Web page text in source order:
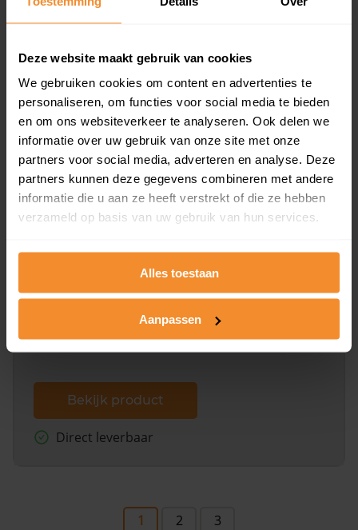
Deze website maakt gebruik van cookies
We gebruiken cookies om content en advertenties te
personaliseren, om functies voor social media te bieden
en om ons websiteverkeer te analyseren. Ook delen we
informatie over uw gebruik van onze site met onze
partners voor social media, adverteren en analyse. Deze
partners kunnen deze gegevens combineren met andere
informatie die u aan ze heeft verstrekt of die ze hebben
verzameld op basis van uw gebruik van hun services.
Alles toestaan
Aanpassen
Bekijk product
Direct leverbaar
Een uitgebreid overzicht van het perceel en
dit inclusief de luchtfoto!
Bekijk product
Direct leverbaar
1 2 3